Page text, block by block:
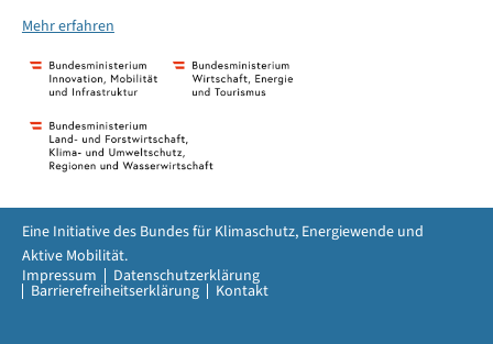
Mehr erfahren
Impressum Datenschutzerklärung
Barrierefreiheitserklärung Kontakt
Eine Initiative des Bundes für Klimaschutz, Energiewende und
Aktive Mobilität.